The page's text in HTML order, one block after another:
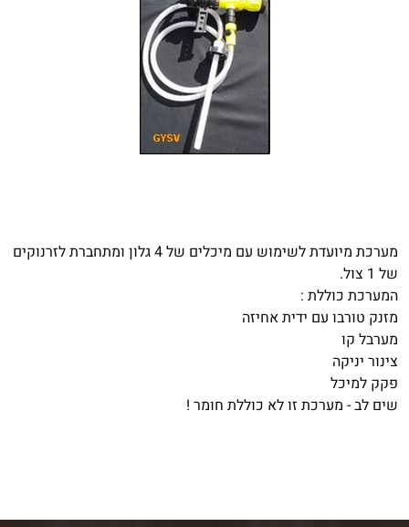
מערכת מיועדת לשימוש עם מיכלים של 4 גלון ומתחברת לזרנוקים
של 1 צול.
המערכת כוללת :
מזנק טורבו עם ידית אחיזה
מערבל קו
צינור יניקה
פקק למיכל
שים לב - מערכת זו לא כוללת חומר !